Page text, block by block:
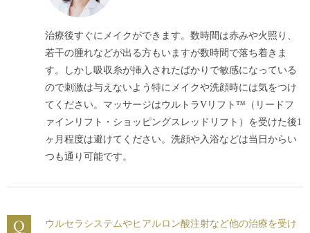
治療後すぐにメイクができます。数時間は赤みや火照り、
若干の腫れなどが出る方もいますが数時間で落ち着きま
す。しかし吸収糸が挿入されたばかりで敏感になっている
ので刺激は与えないよう特にメイクや洗顔時には気をつけ
てください。マッサージはウルトラVリフト™（リードフ
ァインリフト・ショッピングスレッドリフト）を受けた後1
ヶ月程度は避けてください。洗顔や入浴などは当日からい
つも通り可能です。
ウルセラシステムやヒアルロン酸注射など他の治療を受け